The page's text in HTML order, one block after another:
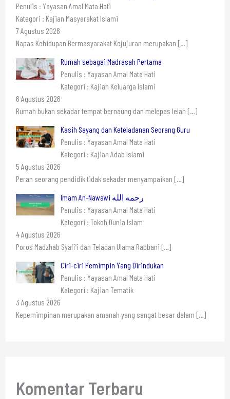
Penulis : Yayasan Amal Mata Hati
Kategori : Kajian Masyarakat Islami
7 Agustus 2026
Napas Kehidupan Bermasyarakat Kejujuran merupakan […]
Rumah sebagai Madrasah Pertama
Penulis : Yayasan Amal Mata Hati
Kategori : Kajian Keluarga Islami
6 Agustus 2026
Rumah bukan sekadar tempat bernaung dan melepas lelah […]
Kasih Sayang dan Keteladanan Seorang Guru
Penulis : Yayasan Amal Mata Hati
Kategori : Kajian Adab Islami
5 Agustus 2026
Peran seorang pendidik tidak sekadar menyampaikan […]
Imam An-Nawawi رحمه الله
Penulis : Yayasan Amal Mata Hati
Kategori : Tokoh Dunia Islam
4 Agustus 2026
Poros Madzhab Syafi’i dan Teladan Ulama Rabbani […]
Ciri-ciri Pemimpin Yang Dirindukan
Penulis : Yayasan Amal Mata Hati
Kategori : Kajian Tematik
3 Agustus 2026
Kepemimpinan merupakan amanah yang sangat besar dalam […]
Komentar Terbaru